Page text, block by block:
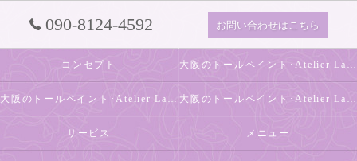
090-8124-4592 お問い合わせはこちら
コンセプト 大阪のトールペイント･Atelier La Sylphideの口コミ情報
大阪のトールペイント･Atelier La Sylphideの評判 大阪のトールペイント･Atelier La Sylphideのお客様の声
サービス メニュー